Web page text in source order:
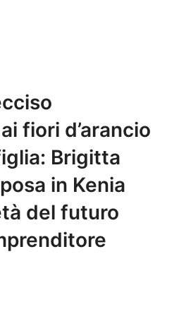
fiori d’arancio
Brigitta
in Kenia
del futuro